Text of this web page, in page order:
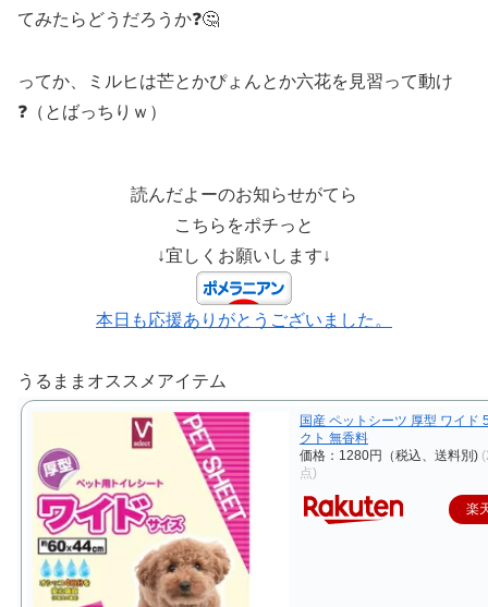
てみたらどうだろうか❓🤔
ってか、ミルヒは芒とかぴょんとか六花を見習って動け
❓（とばっちりｗ）
読んだよーのお知らせがてら
こちらをポチっと
↓宜しくお願いします↓
本日も応援ありがとうございました。
うるままオススメアイテム
国産 ペットシーツ 厚型 ワイド
クト 無香料
価格：1280円（税込、送料別)
点)
楽